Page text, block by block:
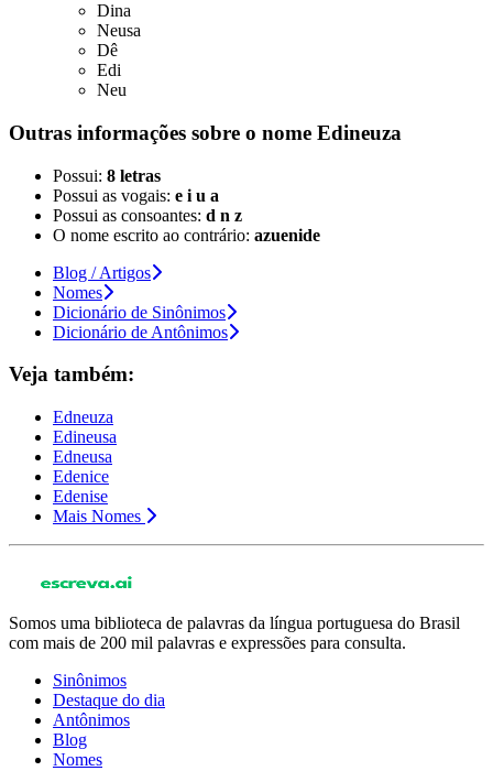
Dina
Neusa
Dê
Edi
Neu
Outras informações sobre o nome Edineuza
Possui: 8 letras
Possui as vogais: e i u a
Possui as consoantes: d n z
O nome escrito ao contrário: azuenide
Blog / Artigos
Nomes
Dicionário de Sinônimos
Dicionário de Antônimos
Veja também:
Edneuza
Edineusa
Edneusa
Edenice
Edenise
Mais Nomes
Somos uma biblioteca de palavras da língua portuguesa do Brasil
com mais de 200 mil palavras e expressões para consulta.
Sinônimos
Destaque do dia
Antônimos
Blog
Nomes